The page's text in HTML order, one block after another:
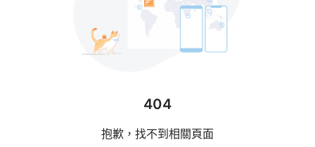
404
抱歉，找不到相關頁面